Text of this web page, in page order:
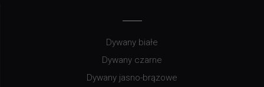
Dywany białe
Dywany czarne
Dywany jasno-brązowe